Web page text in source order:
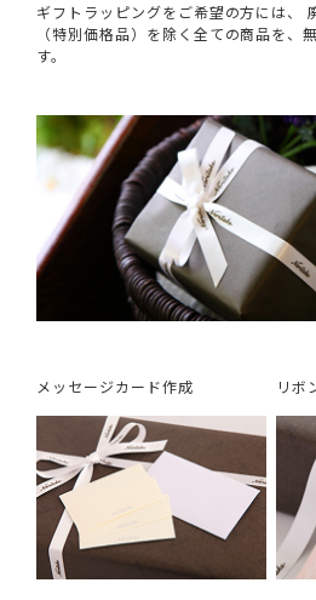
ギフトラッピングをご希望の方には、
（特別価格品）を除く全ての商品を、
す。
メッセージカード作成 リボ